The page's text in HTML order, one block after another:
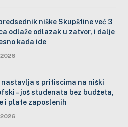
niške Skupštine već 3
odlaže odlazak u zatvor, i dalje
kada ide
s pritiscima na niški
– još studenata bez budžeta,
i plate zaposlenih